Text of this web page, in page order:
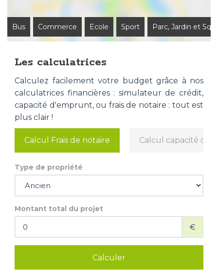
Bus Commerce Ecole Sport Parc, Jardin et
Les calculatrices
Calculez facilement votre budget grâce à nos
calculatrices financières : simulateur de crédit,
capacité d'emprunt, ou frais de notaire : tout est
plus clair !
Calcul Frais de notaire Calcul capacité